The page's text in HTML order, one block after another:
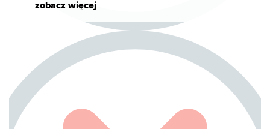
zobacz więcej